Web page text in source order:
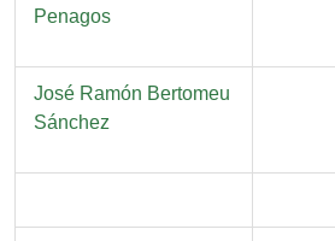
Penagos
Nombre
José Ramón Bertomeu
Sánchez